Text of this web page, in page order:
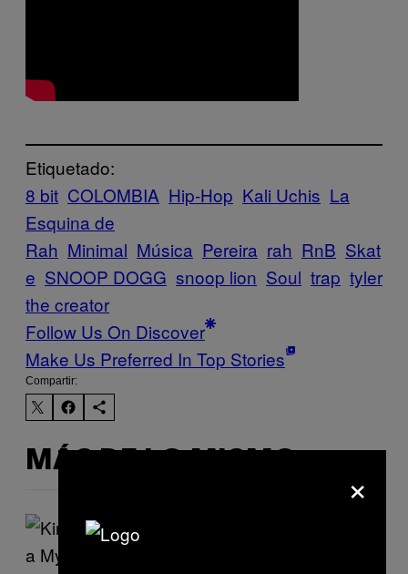
Etiquetado:
8 bit COLOMBIA Hip-Hop Kali Uchis La
Esquina de
Rah Minimal Música Pereira rah RnB Skat
e SNOOP DOGG snoop lion Soul trap tyler
the creator
Follow Us On Discover
Make Us Preferred In Top Stories
Compartir:
MÁS DE LO MISMO ×